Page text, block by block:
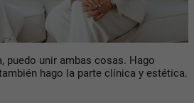
puedo unir ambas cosas. Hago
hago la parte clínica y estética.